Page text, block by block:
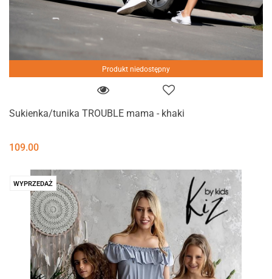
Produkt niedostępny
Sukienka/tunika TROUBLE mama - khaki
109.00
WYPRZEDAŻ